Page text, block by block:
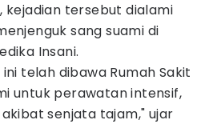
kejadian tersebut dialami
sang suami di
Insani.
telah dibawa Rumah Sakit
untuk perawatan intensif,
senjata tajam," ujar